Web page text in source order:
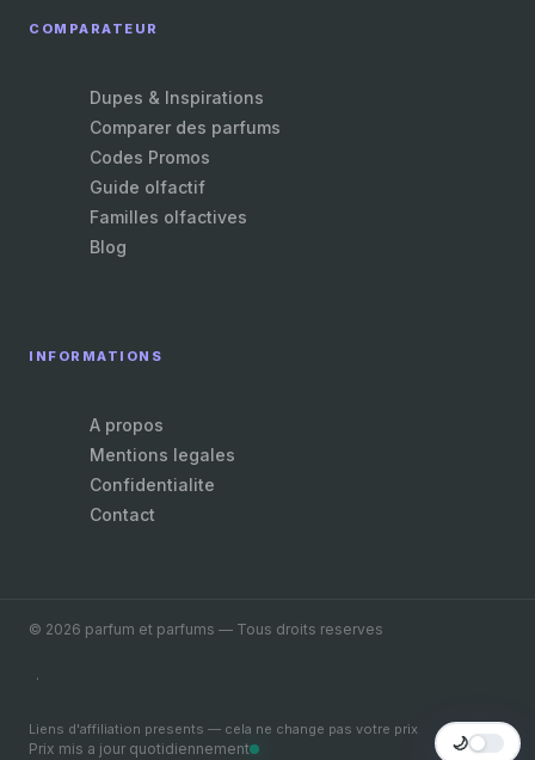
COMPARATEUR
Dupes & Inspirations
Comparer des parfums
Codes Promos
Guide olfactif
Familles olfactives
Blog
INFORMATIONS
A propos
Mentions legales
Confidentialite
Contact
© 2026 parfum et parfums — Tous droits reserves
·
Liens d'affiliation presents — cela ne change pas votre prix
Prix mis a jour quotidiennement 🌙